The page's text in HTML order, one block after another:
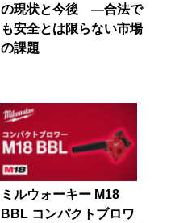
の現状と今後 ―合法で
も安全とは限らない市場
の課題
ミルウォーキー M18
BBL コンパクトブロワ